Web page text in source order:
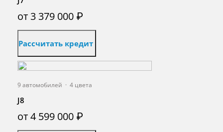
от 3 379 000 ₽
Рассчитать кредит
9 автомобилей · 4 цвета
J8
от 4 599 000 ₽